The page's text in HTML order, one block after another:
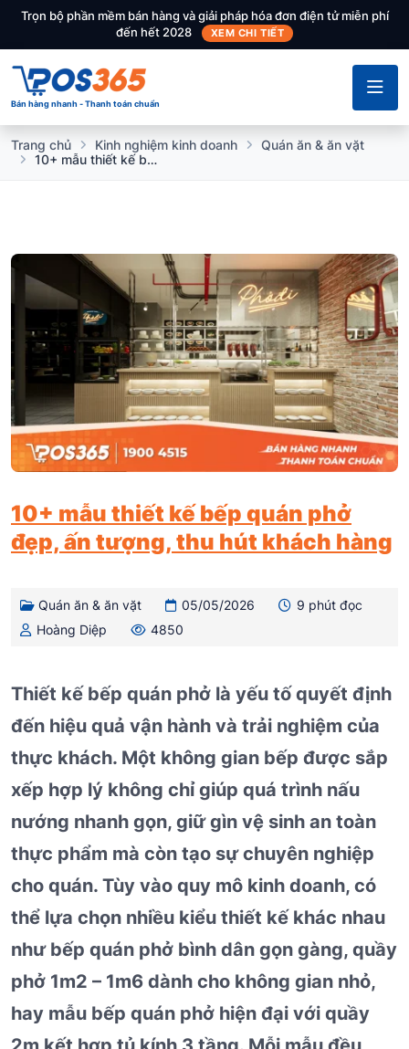
Trọn bộ phần mềm bán hàng và giải pháp hóa đơn điện tử miễn phí
đến hết 2028
XEM CHI TIẾT
Bán hàng nhanh - Thanh toán chuẩn
Trang chủ Kinh nghiệm kinh doanh
Quán ăn & ăn vặt
10+ mẫu thiết kế bếp quán phở đẹp, ấn tượng, thu hút khách hàng
10+ mẫu thiết kế bếp quán phở
đẹp, ấn tượng, thu hút khách hàng
Quán ăn & ăn vặt 05/05/2026
9 phút đọc
Hoàng Diệp
4850
Thiết kế bếp quán phở là yếu tố quyết định
đến hiệu quả vận hành và trải nghiệm của
thực khách. Một không gian bếp được sắp
xếp hợp lý không chỉ giúp quá trình nấu
nướng nhanh gọn, giữ gìn vệ sinh an toàn
thực phẩm mà còn tạo sự chuyên nghiệp
cho quán. Tùy vào quy mô kinh doanh, có
thể lựa chọn nhiều kiểu thiết kế khác nhau
như bếp quán phở bình dân gọn gàng, quầy
phở 1m2 – 1m6 dành cho không gian nhỏ,
hay mẫu bếp quán phở hiện đại với quầy